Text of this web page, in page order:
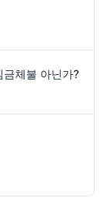
금체불 아닌가?